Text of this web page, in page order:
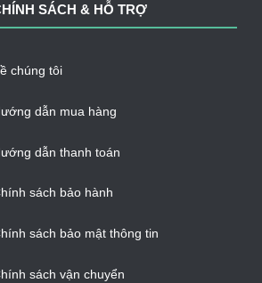
SÁCH & HỖ TRỢ
chúng tôi
dẫn mua hàng
dẫn thanh toán
sách bảo hành
sách bảo mật thông tin
sách vận chuyển